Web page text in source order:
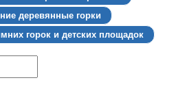
деревянные горки
горок и детских площадок